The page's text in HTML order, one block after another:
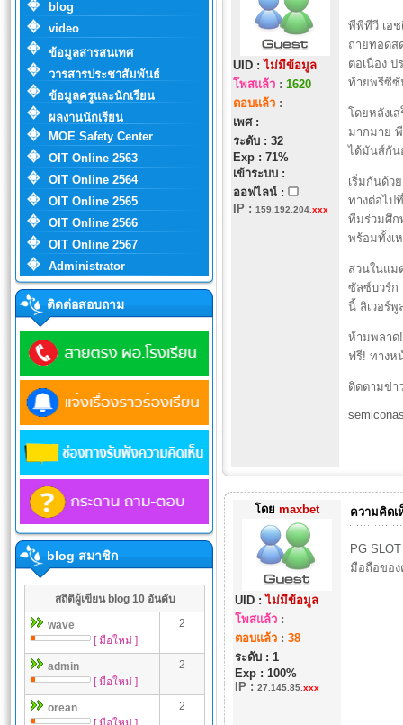
blog
video
ข้อมูลสารสนเทศ
วารสารประชาสัมพันธ์
ข้อมูลครูและนักเรียน
ผลงานนักเรียน
MOE Safety Center
OIT Online 2563
OIT Online 2564
OIT Online 2565
OIT Online 2566
OIT Online 2567
Administrator
ติดต่อสอบถาม
blog สมาชิก
สถิติผู้เขียน blog 10 อันดับ
wave
[ มือใหม่ ]
2
admin
[ มือใหม่ ]
2
orean
2
UID :ไม่มีข้อมูล
โพสแล้ว: 1620
ตอบแล้ว:
เพศ :
ระดับ : 32
Exp : 71%
เข้าระบบ :
ออฟไลน์ :
IP : 159.192.204. xxx
พีพีทีวี เอ
ถ่ายทอดส
ต่อเนื่อง
ท้ายพรีซีซั่
โดยหลังเ
มากมาย พี
ได้มันส์กัน
เริ่มกันด้ว
ทางต่อไป
ทีมร่วมศึก
พร้อมทั้งเ
ส่วนในแม
ซัลซ์บวร์ก
นี้ ลิเวอร์
ห้ามพลาด
ฟรี! ทางห
ติดตามข่า
โดย maxbet
UID :ไม่มีข้อมูล
โพสแล้ว:
ตอบแล้ว: 38
ระดับ : 1
Exp : 100%
IP: 27.145.85. xxx
ความคิด
PG
มือถือของ